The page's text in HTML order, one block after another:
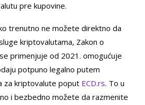
pre kupovine.
trenutno ne možete direktno da
kriptovalutama, Zakon o
primenjuje od 2021. omogućuje
potpuno legalno putem
za kriptovalute poput ECD.rs. To u
i bezbedno možete da razmenite